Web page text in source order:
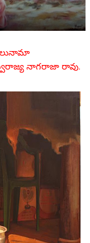
నాగరాజా రావు.